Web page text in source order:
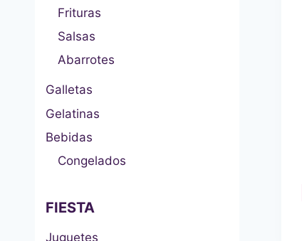
Frituras
Salsas
Abarrotes
Galletas
Gelatinas
Bebidas
Congelados
FIESTA
Juguetes